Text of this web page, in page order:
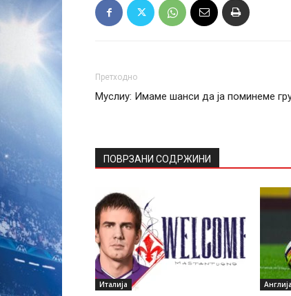
Претходно
Муслиу: Имаме шанси да ја поминеме
ПОВРЗАНИ СОДРЖИНИ
Италија Англија